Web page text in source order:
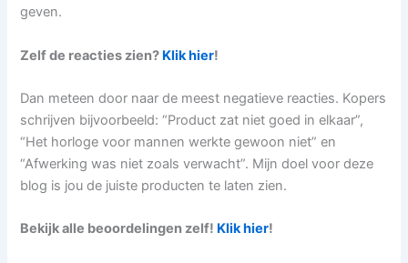
geven.
Zelf de reacties zien? Klik hier!
Dan meteen door naar de meest negatieve reacties. Kopers
schrijven bijvoorbeeld: “Product zat niet goed in elkaar”,
“Het horloge voor mannen werkte gewoon niet” en
“Afwerking was niet zoals verwacht”. Mijn doel voor deze
blog is jou de juiste producten te laten zien.
Bekijk alle beoordelingen zelf! Klik hier!